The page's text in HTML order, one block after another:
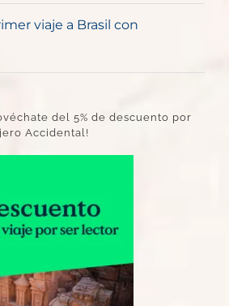
viaje a Brasil con
del 5% de descuento por
Accidental!